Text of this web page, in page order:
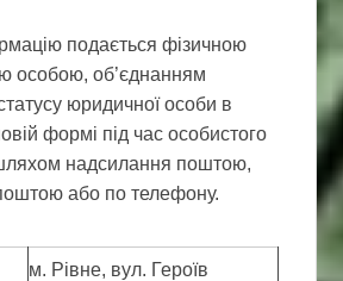
подається фізичною
особою, об’єднанням
юридичної особи в
формі під час особистого
надсилання поштою,
або по телефону.
м. Рівне, вул. Героїв